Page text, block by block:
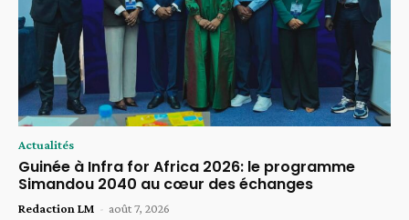
Actualités
Guinée à Infra for Africa 2026: le programme
Simandou 2040 au cœur des échanges
Redaction LM - août 7, 2026